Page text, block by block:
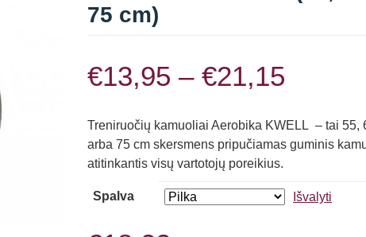
75 cm)
€13,95 – €21,15Price
range:
Treniruočių kamuoliai Aerobika KWELL – tai 55,
arba 75 cm skersmens pripučiamas guminis
atitinkantis visų vartotojų poreikius.
Spalva Išvalyti